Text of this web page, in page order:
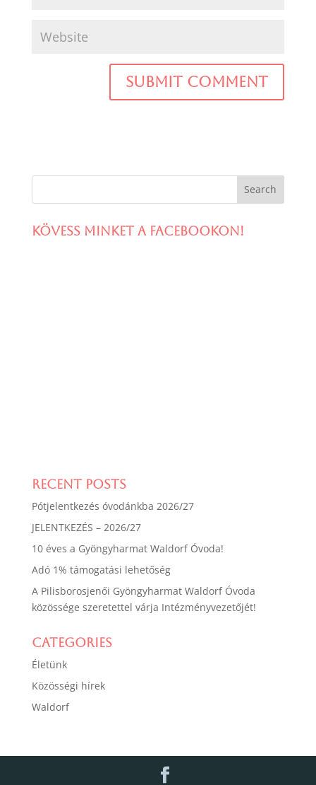
Kövess minket a facebookon!
Recent Posts
Pótjelentkezés óvodánkba 2026/27
JELENTKEZÉS – 2026/27
10 éves a Gyöngyharmat Waldorf Óvoda!
Adó 1% támogatási lehetőség
A Pilisborosjenői Gyöngyharmat Waldorf Óvoda
közössége szeretettel várja Intézményvezetőjét!
Categories
Életünk
Közösségi hírek
Waldorf